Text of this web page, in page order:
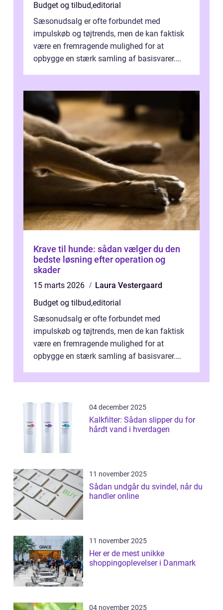
Budget og tilbud,editorial
Sæsonudsalg er ofte forbundet med
impulskøb og tøjtrends, men de kan faktisk
være en fremragende mulighed for at
opbygge en stærk samling af basisvarer.
Krave til hunde: sådan vælger du den
bedste løsning efter operation og
skader
15 marts 2026
Laura Vestergaard
Budget og tilbud,editorial
Sæsonudsalg er ofte forbundet med
impulskøb og tøjtrends, men de kan faktisk
være en fremragende mulighed for at
opbygge en stærk samling af basisvarer.
04 december 2025
Kalkfilter: Sådan slipper du for
hårdt vand i hverdagen
11 november 2025
Sådan undgår du svindel, når du
handler online
11 november 2025
Her er de mest unikke
shoppingoplevelser i Danmark
04 november 2025